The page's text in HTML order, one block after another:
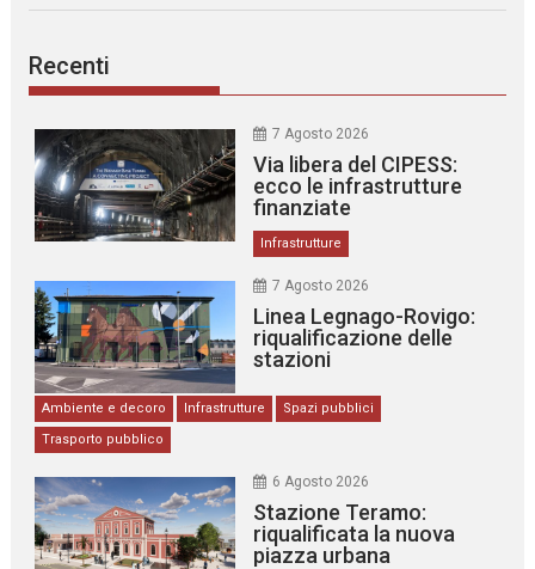
Recenti
7 Agosto 2026
Via libera del CIPESS:
ecco le infrastrutture
finanziate
Infrastrutture
7 Agosto 2026
Linea Legnago-Rovigo:
riqualificazione delle
stazioni
Ambiente e decoro Infrastrutture
Spazi pubblici
Trasporto pubblico
6 Agosto 2026
Stazione Teramo:
riqualificata la nuova
piazza urbana